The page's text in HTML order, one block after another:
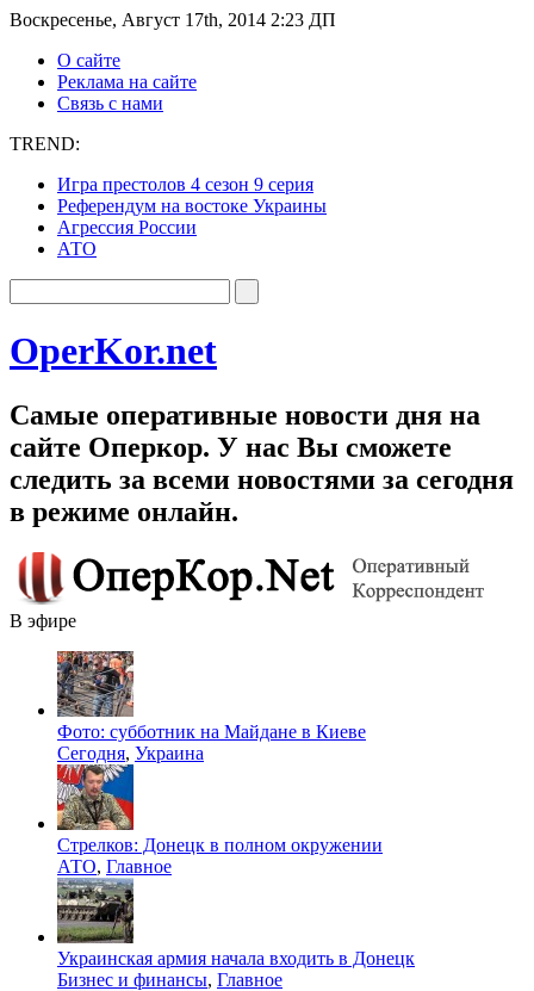
Воскресенье, Август 17th, 2014 2:23 ДП
О сайте
Реклама на сайте
Связь с нами
TREND:
Игра престолов 4 сезон 9 серия
Референдум на востоке Украины
Агрессия России
АТО
OperKor.net
Самые оперативные новости дня на
сайте Оперкор. У нас Вы сможете
следить за всеми новостями за сегодня
в режиме онлайн.
В эфире
Фото: субботник на Майдане в Киеве
Сегодня, Украина
Стрелков: Донецк в полном окружении
АТО, Главное
Украинская армия начала входить в Донецк
Бизнес и финансы, Главное